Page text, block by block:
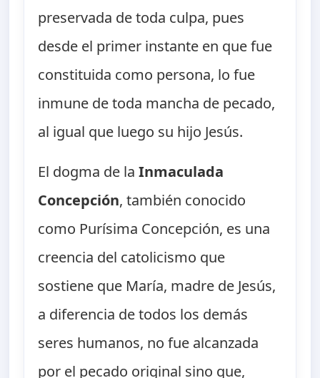
preservada de toda culpa, pues
desde el primer instante en que fue
constituida como persona, lo fue
inmune de toda mancha de pecado,
al igual que luego su hijo Jesús.
El dogma de laInmaculada
Concepción, también conocido
como Purísima Concepción, es una
creencia del catolicismo que
sostiene que María, madre de Jesús,
a diferencia de todos los demás
seres humanos, no fue alcanzada
por el pecado original sino que,